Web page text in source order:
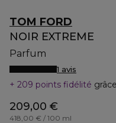
TOM FORD
NOIR EXTREME
Parfum
1 avis
209 points fidélité
209,00 €
418,00 € / 100 ml